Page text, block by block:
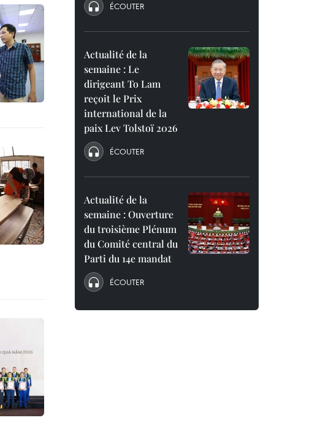
ÉCOUTER
Actualité de la
semaine : Le
dirigeant To Lam
reçoit le Prix
international de la
paix Lev Tolstoï 2026
ÉCOUTER
Actualité de la
semaine : Ouverture
du troisième Plénum
du Comité central du
Parti du 14e mandat
ÉCOUTER